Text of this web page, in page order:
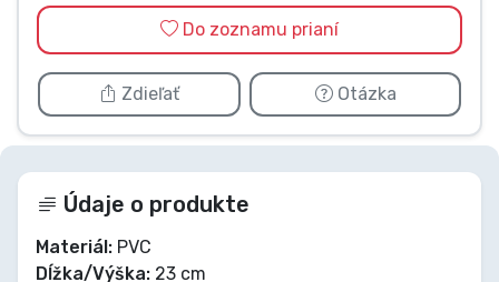
Do zoznamu prianí
Zdieľať Otázka
Údaje o produkte
Materiál: PVC
Dĺžka/Výška: 23 cm